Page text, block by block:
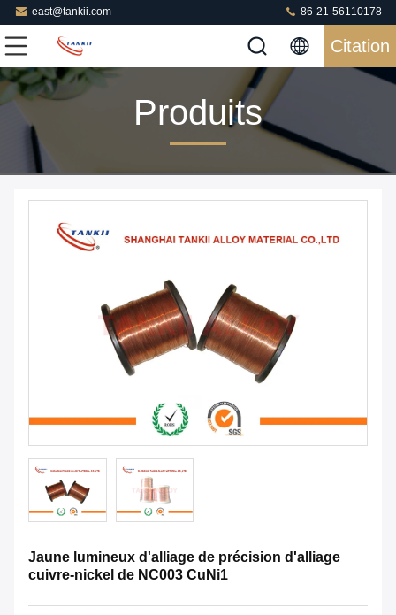
east@tankii.com 86-21-56110178
Citation
Produits
Jaune lumineux d'alliage de précision d'alliage
cuivre-nickel de NC003 CuNi1